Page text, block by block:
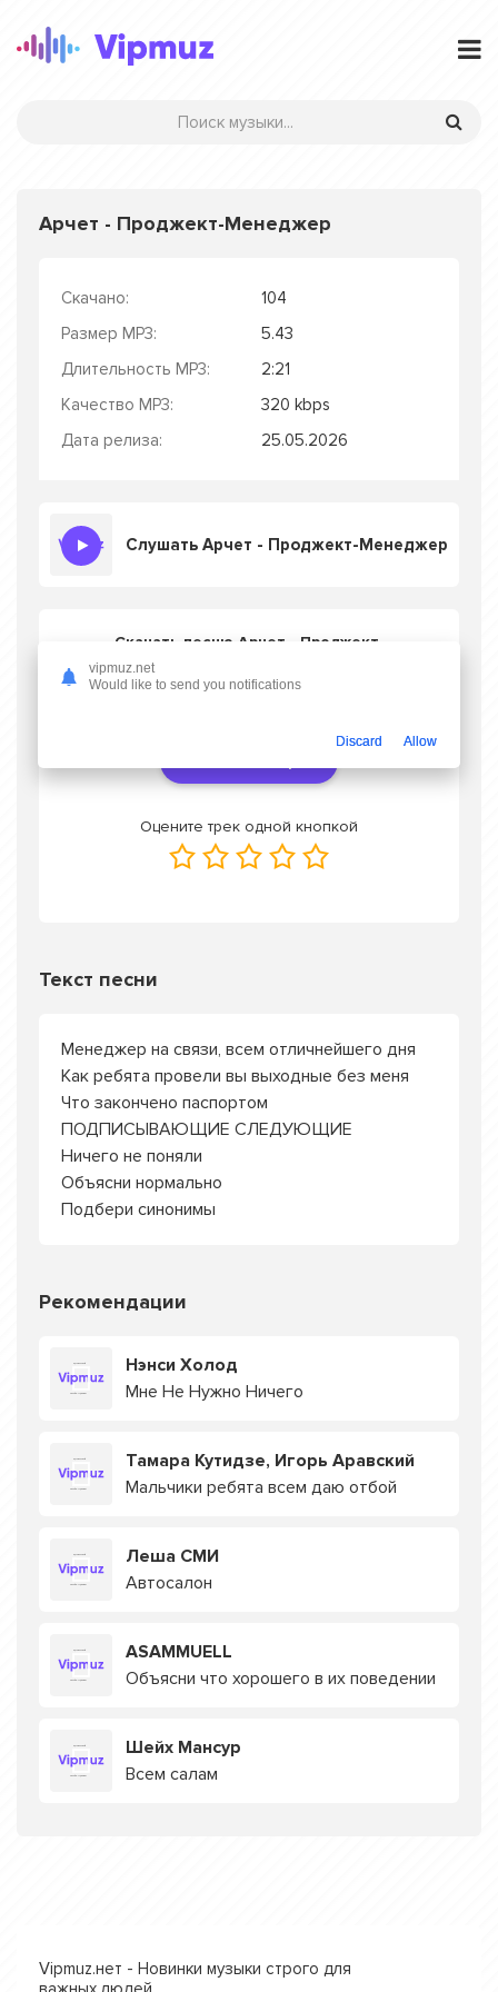
Арчет - Проджект-Менеджер
Скачано:
104
Размер MP3:
5.43
Длительность MP3:
2:21
Качество MP3:
320 kbps
Дата релиза:
25.05.2026
Слушать Арчет - Проджект-Менеджер
Скачать песню Арчет - Проджект-
Менеджер
бесплатно
Оцените трек одной кнопкой
Текст песни
Менеджер на связи, всем отличнейшего дня
Как ребята провели вы выходные без меня
Что закончено паспортом
ПОДПИСЫВАЮЩИЕ СЛЕДУЮЩИЕ
Ничего не поняли
Объясни нормально
Подбери синонимы
Рекомендации
Нэнси Холод
Мне Не Нужно Ничего
Тамара Кутидзе, Игорь Аравский
Мальчики ребята всем даю отбой
Леша СМИ
Автосалон
ASAMMUELL
Объясни что хорошего в их поведении
Шейх Мансур
Всем салам
Vipmuz.нет - Новинки музыки строго для
vipmuz.net
Would like to send you notifications
Discard Allow